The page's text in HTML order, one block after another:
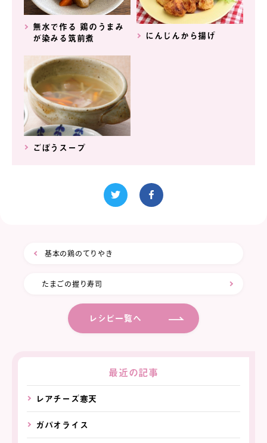
無水で作る 鶏のうまみ
が染みる筑前煮
にんじんから揚げ
ごぼうスープ
基本の鶏のてりやき
たまごの握り寿司
レシピ一覧へ
最近の記事
レアチーズ寒天
ガパオライス